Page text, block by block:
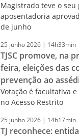
Magistrado teve o seu
aposentadoria
de junho
25 junho2026 | 14h33min
TJSC promove, na
feira, eleições das
prevenção ao
Votação é facultativa
no Acesso Restrito
25 junho2026 | 14h17min
TJ reconhece: